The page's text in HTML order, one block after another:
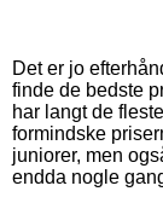
Det er jo
finde de bedste
har langt de
formindske
juniorer, men
endda nogle